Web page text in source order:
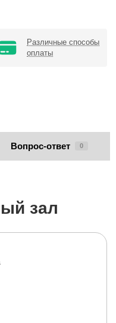
Различные способы
оплаты
Вопрос-ответ 0
зал